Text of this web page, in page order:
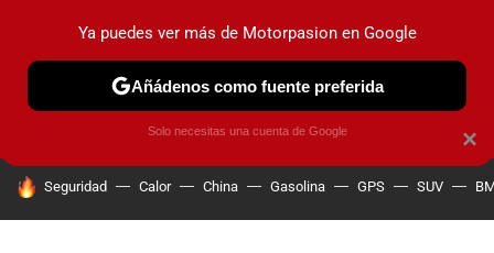
PRUEBAS COCHES ELÉCTRICOS OBSERVATORIO
HOY SE HABLA DE
Seguridad Calor China Gasolina GPS SUV
×
Ya puedes ver más de Motorpasion en Google
Añádenos como fuente preferida
Solo necesitas una cuenta de Google